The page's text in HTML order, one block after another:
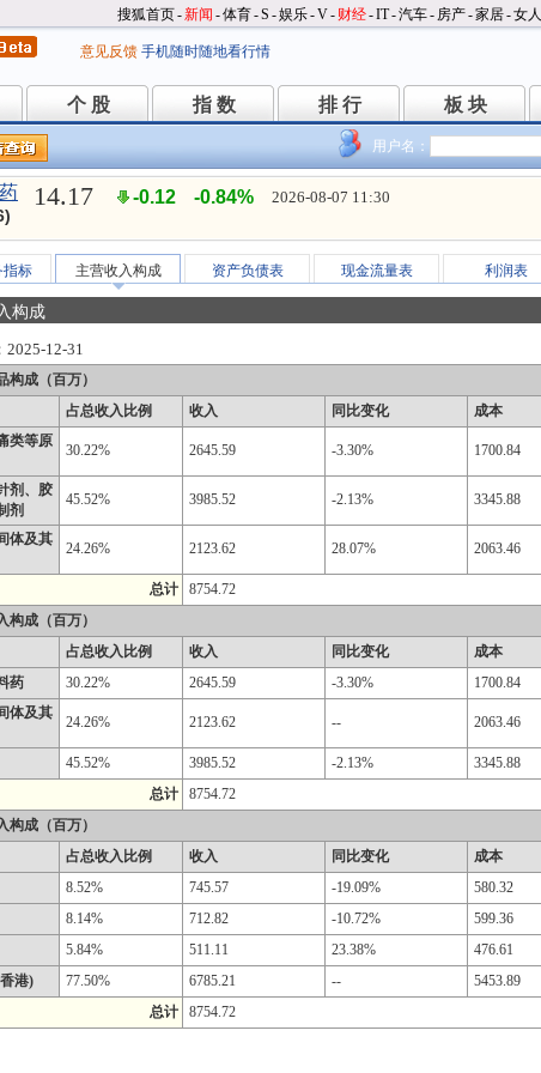
搜狐首页-新闻 -体育-S -娱乐-V- 财经-IT-汽车- 房产-家居-女人
意见反馈 手机随时随地看行情
个 股
个 股 指 数
指 数 排 行
排 行 板 块
板 块
用户名：
14.17 -0.12 -0.84% 2026-08-07 11:30
指标 主营收入构成 资产负债表 现金流量表 利润表
构成
2025-12-31
构成（百万）
占总收入比例 收入 同比变化 成本
类等原
30.22% 2645.59 -3.30% 1700.84
剂、胶
剂
45.52% 3985.52 -2.13% 3345.88
体及其
24.26% 2123.62 28.07% 2063.46
总计
8754.72
构成（百万）
占总收入比例 收入 同比变化 成本
药
30.22% 2645.59 -3.30% 1700.84
体及其
24.26% 2123.62 -- 2063.46
45.52% 3985.52 -2.13% 3345.88
总计
8754.72
构成（百万）
占总收入比例 收入 同比变化 成本
8.52% 745.57 -19.09% 580.32
8.14% 712.82 -10.72% 599.36
5.84% 511.11 23.38% 476.61
港)
77.50% 6785.21 -- 5453.89
总计
8754.72